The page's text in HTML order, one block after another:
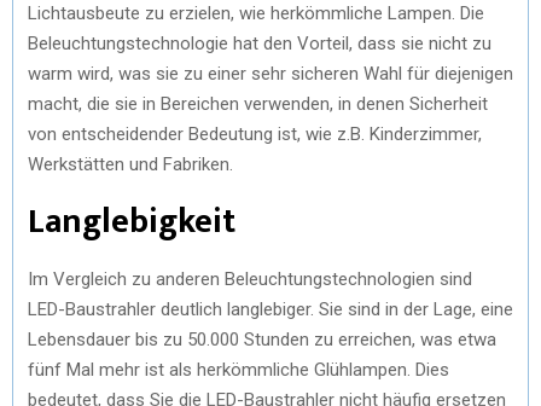
Lichtausbeute zu erzielen, wie herkömmliche Lampen. Die
Beleuchtungstechnologie hat den Vorteil, dass sie nicht zu
warm wird, was sie zu einer sehr sicheren Wahl für diejenigen
macht, die sie in Bereichen verwenden, in denen Sicherheit
von entscheidender Bedeutung ist, wie z.B. Kinderzimmer,
Werkstätten und Fabriken.
Langlebigkeit
Im Vergleich zu anderen Beleuchtungstechnologien sind
LED-Baustrahler deutlich langlebiger. Sie sind in der Lage, eine
Lebensdauer bis zu 50.000 Stunden zu erreichen, was etwa
fünf Mal mehr ist als herkömmliche Glühlampen. Dies
bedeutet, dass Sie die LED-Baustrahler nicht häufig ersetzen